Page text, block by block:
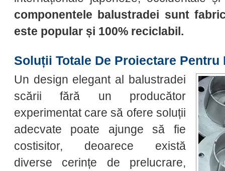
componentele balustradei sunt
este popular și 100% reciclabil.
Soluții Totale De Proiectare
Un design elegant al balustradei
scării fără un producător
experimentat care să ofere soluții
adecvate poate ajunge să fie
costisitor, deoarece există
diverse cerințe de prelucrare,